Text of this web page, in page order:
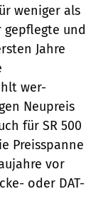
weniger als
gepflegte und
Jahre
wer-
Neupreis
für SR 500
Preisspanne
vor
oder DAT-